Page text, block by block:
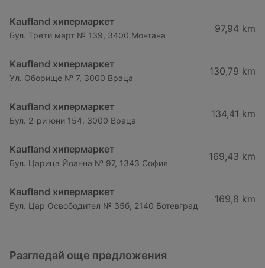
Kaufland хипермаркет
Бул. Трети март № 139, 3400 Монтана
97,94 km
Kaufland хипермаркет
Ул. Оборище № 7, 3000 Враца
130,79 km
Kaufland хипермаркет
Бул. 2-ри юни 154, 3000 Враца
134,41 km
Kaufland хипермаркет
Бул. Царица Йоанна № 97, 1343 София
169,43 km
Kaufland хипермаркет
Бул. Цар Освободител № 35б, 2140 Ботевград
169,8 km
Разгледай още предложения